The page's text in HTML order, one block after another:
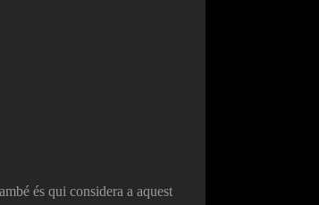
és qui considera a aquest